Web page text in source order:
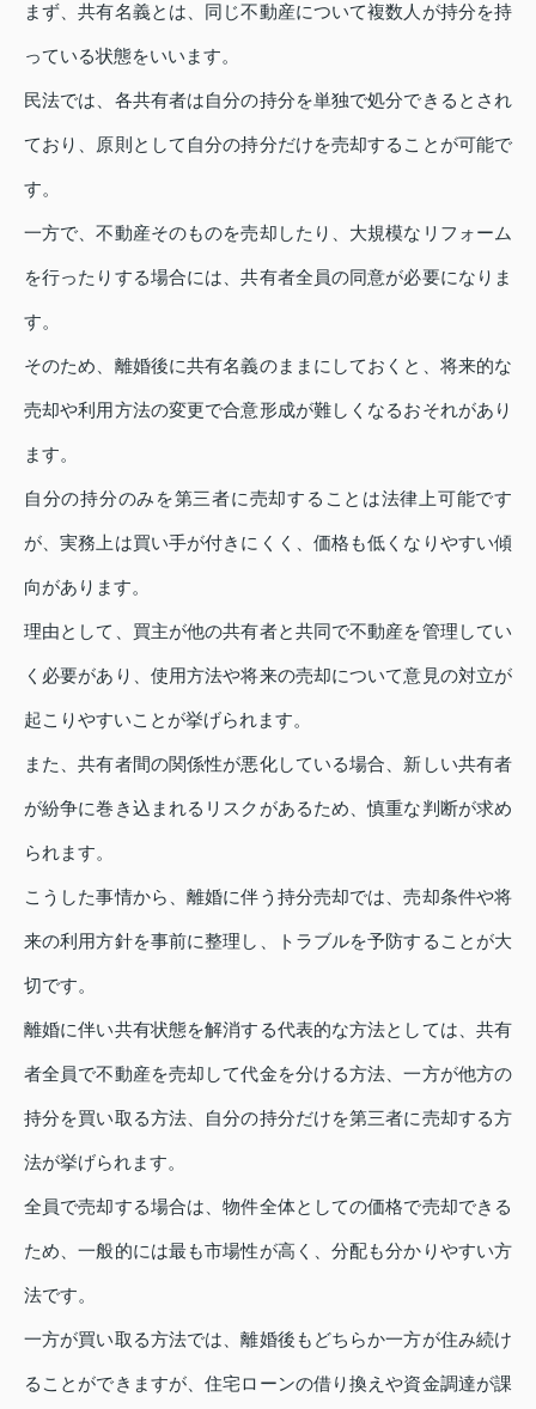
まず、共有名義とは、同じ不動産について複数人が持分を持
っている状態をいいます。
民法では、各共有者は自分の持分を単独で処分できるとされ
ており、原則として自分の持分だけを売却することが可能で
す。
一方で、不動産そのものを売却したり、大規模なリフォーム
を行ったりする場合には、共有者全員の同意が必要になりま
す。
そのため、離婚後に共有名義のままにしておくと、将来的な
売却や利用方法の変更で合意形成が難しくなるおそれがあり
ます。
自分の持分のみを第三者に売却することは法律上可能です
が、実務上は買い手が付きにくく、価格も低くなりやすい傾
向があります。
理由として、買主が他の共有者と共同で不動産を管理してい
く必要があり、使用方法や将来の売却について意見の対立が
起こりやすいことが挙げられます。
また、共有者間の関係性が悪化している場合、新しい共有者
が紛争に巻き込まれるリスクがあるため、慎重な判断が求め
られます。
こうした事情から、離婚に伴う持分売却では、売却条件や将
来の利用方針を事前に整理し、トラブルを予防することが大
切です。
離婚に伴い共有状態を解消する代表的な方法としては、共有
者全員で不動産を売却して代金を分ける方法、一方が他方の
持分を買い取る方法、自分の持分だけを第三者に売却する方
法が挙げられます。
全員で売却する場合は、物件全体としての価格で売却できる
ため、一般的には最も市場性が高く、分配も分かりやすい方
法です。
一方が買い取る方法では、離婚後もどちらか一方が住み続け
ることができますが、住宅ローンの借り換えや資金調達が課